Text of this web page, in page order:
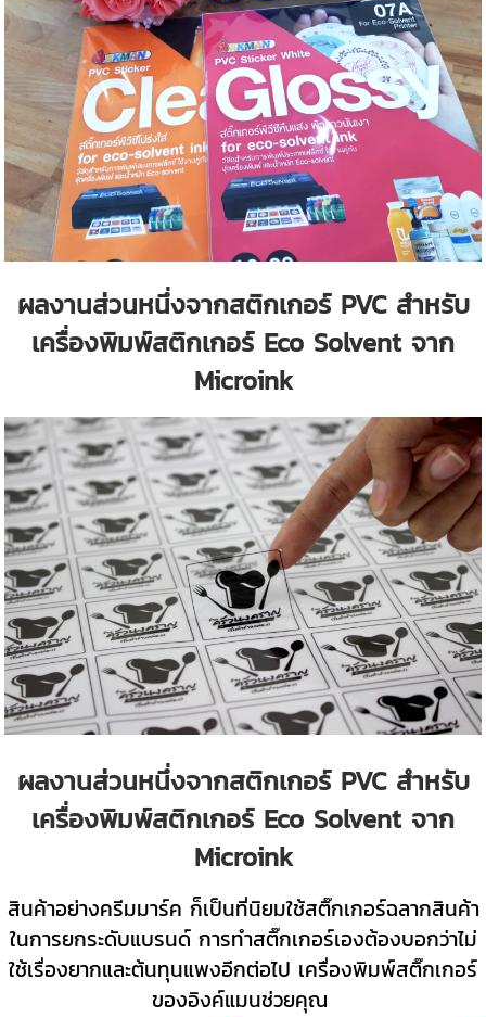
ผลงานส่วนหนึ่งจากสติกเกอร์ PVC สำหรับ
เครื่องพิมพ์สติกเกอร์ Eco Solvent จาก
Microink
ผลงานส่วนหนึ่งจากสติกเกอร์ PVC สำหรับ
เครื่องพิมพ์สติกเกอร์ Eco Solvent จาก
Microink
สินค้าอย่างครีมมาร์ค ก็เป็นที่นิยมใช้สติ๊กเกอร์ฉลากสินค้า
ในการยกระดับแบรนด์ การทำสติ๊กเกอร์เองต้องบอกว่าไม่
ใช้เรื่องยากและต้นทุนแพงอีกต่อไป เครื่องพิมพ์สติ๊กเกอร์
ของอิงค์แมนช่วยคุณ